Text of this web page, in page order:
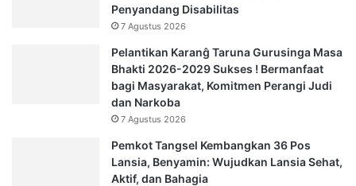
Penyandang Disabilitas
7 Agustus 2026
Pelantikan Karanĝ Taruna Gurusinga Masa
Bhakti 2026-2029 Sukses ! Bermanfaat
bagi Masyarakat, Komitmen Perangi Judi
dan Narkoba
7 Agustus 2026
Pemkot Tangsel Kembangkan 36 Pos
Lansia, Benyamin: Wujudkan Lansia Sehat,
Aktif, dan Bahagia